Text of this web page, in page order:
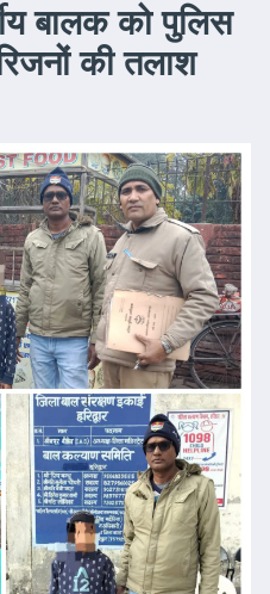
बालक को पुलिस
की तलाश